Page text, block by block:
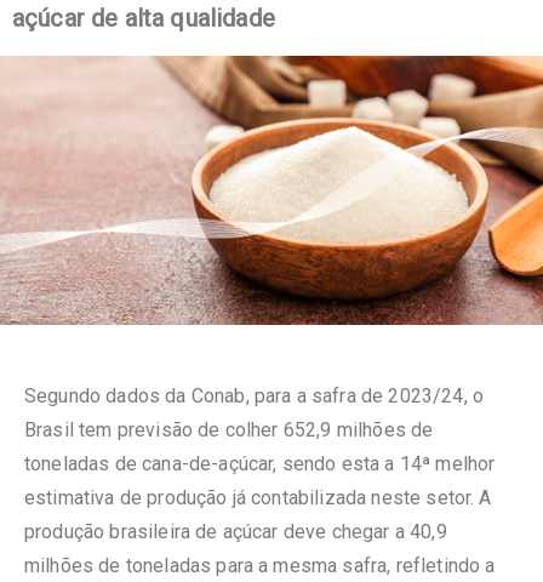
açúcar de alta qualidade
Segundo dados da Conab, para a safra de 2023/24, o
Brasil tem previsão de colher 652,9 milhões de
toneladas de cana-de-açúcar, sendo esta a 14ª melhor
estimativa de produção já contabilizada neste setor. A
produção brasileira de açúcar deve chegar a 40,9
milhões de toneladas para a mesma safra, refletindo a